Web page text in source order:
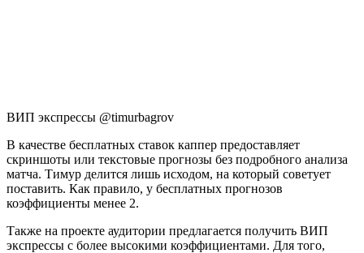
ВИП экспрессы @timurbagrov
В качестве бесплатных ставок каппер предоставляет
скриншоты или текстовые прогнозы без подробного анализа
матча. Тимур делится лишь исходом, на который советует
поставить. Как правило, у бесплатных прогнозов
коэффициенты менее 2.
Также на проекте аудитории предлагается получить ВИП
экспрессы с более высокими коэффициентами. Для того,